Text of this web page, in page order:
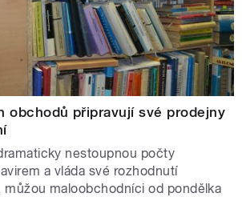
obchodů připravují své prodejny
nestoupnou počty
a vláda své rozhodnutí
maloobchodníci od pondělka